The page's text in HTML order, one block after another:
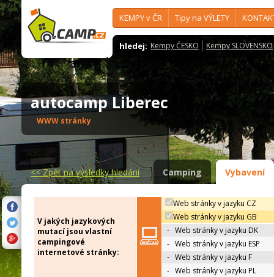
KEMPY v ČR Tipy na VÝLETY
hledej: Kempy ČESKO Kempy SLOVENSKO
autocamp Liberec
WWW stránky
<<Zpět na výsledky hledání Camping Vybavení
V jakých jazykových
mutací jsou vlastní
campingové
internetové stránky:
Web stránky v jazyku CZ
Web stránky v jazyku GB
- Web stránky v jazyku DK
- Web stránky v jazyku ESP
- Web stránky v jazyku F
- Web stránky v jazyku PL